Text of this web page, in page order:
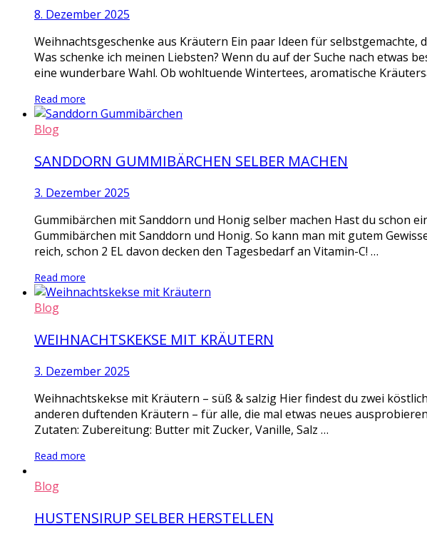
8. Dezember 2025
Weihnachtsgeschenke aus Kräutern Ein paar Ideen für
Was schenke ich meinen Liebsten? Wenn du auf der Suche nach etwas
eine wunderbare Wahl. Ob wohltuende Wintertees, aromatische
Read more
Blog
SANDDORN GUMMIBÄRCHEN SELBER MACHEN
3. Dezember 2025
Gummibärchen mit Sanddorn und Honig selber machen Hast du schon
Gummibärchen mit Sanddorn und Honig. So kann man mit gutem
reich, schon 2 EL davon decken den Tagesbedarf an Vitamin-C! …
Read more
Blog
WEIHNACHTSKEKSE MIT KRÄUTERN
3. Dezember 2025
Weihnachtskekse mit Kräutern – süß & salzig Hier findest du zwei
anderen duftenden Kräutern – für alle, die mal etwas neues
Zutaten: Zubereitung: Butter mit Zucker, Vanille, Salz …
Read more
Blog
HUSTENSIRUP SELBER HERSTELLEN